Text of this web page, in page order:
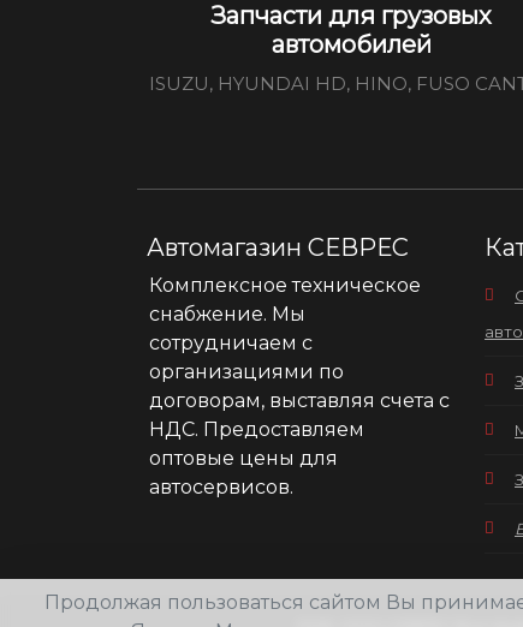
Запчасти для грузовых
автомобилей
ISUZU, HYUNDAI HD, HINO, FUSO
Автомагазин СЕВРЕС
Комплексное техническое
снабжение. Мы
сотрудничаем с
организациями по
договорам, выставляя счета с
НДС. Предоставляем
оптовые цены для
автосервисов.
Продолжая пользоваться сайтом Вы